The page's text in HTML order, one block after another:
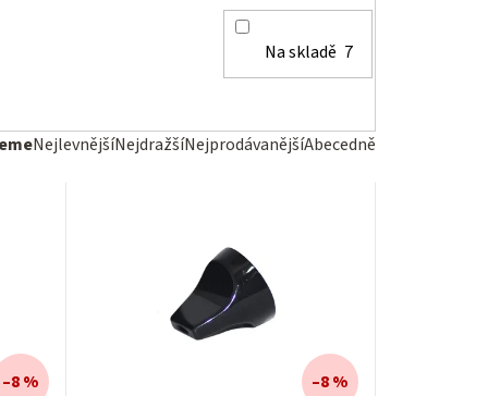
Na skladě 7
NejlevnějšíNejdražšíNejprodávanějšíAbecedně
–8 % –8 %